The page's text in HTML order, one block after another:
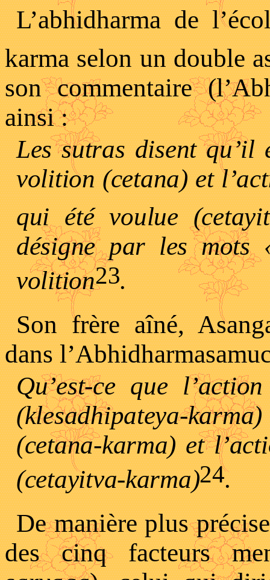
L’abhidharma de
karma selon un double
son commentaire (l’
ainsi :
Les sutras disent qu’il
volition (cetana) et
qui été voulue
désigne par les
volition23.
Son frère aîné,
dans
Qu’est-ce que
(klesadhipateya-
(cetana-karma) et
(cetayitva-karma)24.
De manière plus
des cinq facteurs